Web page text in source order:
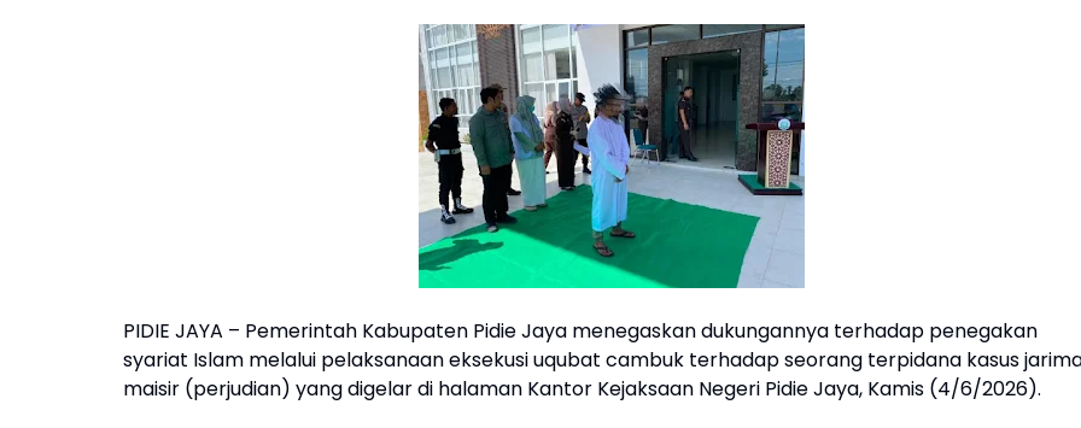
PIDIE JAYA – Pemerintah Kabupaten Pidie Jaya menegaskan dukungannya terhadap penegakan
syariat Islam melalui pelaksanaan eksekusi uqubat cambuk terhadap seorang terpidana kasus
maisir (perjudian) yang digelar di halaman Kantor Kejaksaan Negeri Pidie Jaya, Kamis (4/6/2026).